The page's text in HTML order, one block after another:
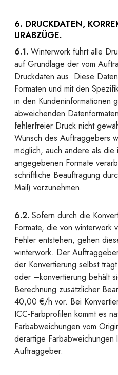
6. DRUCKDATEN,
URABZÜGE.
6.1. Winterwork führt alle
auf Grundlage der vom
Druckdaten aus. Diese
Formaten und mit den
in den Kundeninformationen
abweichenden
fehlerfreier Druck nicht
Wunsch des Auftraggebers
möglich, auch andere als die
angegebenen Formate
schriftliche Beauftragung
Mail) vorzunehmen.
6.2. Sofern durch die
Formate, die von winterwork
Fehler entstehen, gehen
winterwork. Der
der Konvertierung selbst
oder –konvertierung behält
Berechnung zusätzlicher
40,00 €/h vor. Bei
ICC-Farbprofilen kommt es
Farbabweichungen vom
derartige Farbabweichungen
Auftraggeber.